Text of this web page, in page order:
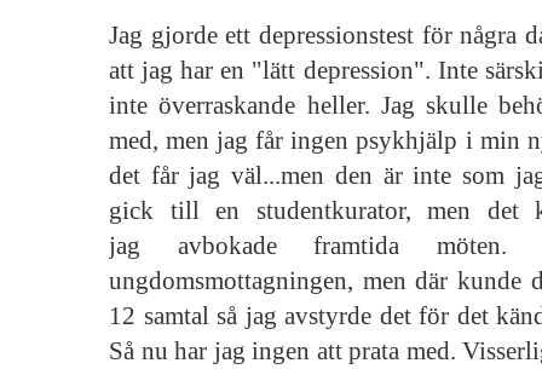
Jag gjorde ett depressionstest för några
att jag har en "lätt depression". Inte
inte överraskande heller. Jag skulle
med, men jag får ingen psykhjälp i min
det får jag väl...men den är inte som
gick till en studentkurator, men det
jag avbokade framtida
ungdomsmottagningen, men där kunde
12 samtal så jag avstyrde det för det
Så nu har jag ingen att prata med.